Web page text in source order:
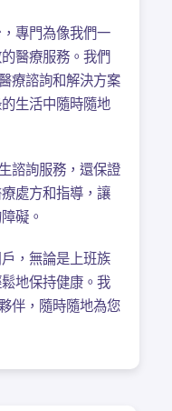
專門為像我們一
醫療服務。我們
療諮詢和解決方案
生活中隨時隨地
諮詢服務，還保證
處方和指導，讓
礙。
，無論是上班族
地保持健康。我
伴，隨時隨地為您